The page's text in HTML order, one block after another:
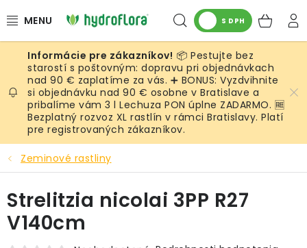
na
Hľadať
S DPH
RASTLINY
UMELÉ RASTLINY
KVETINÁČE
SUBSTRÁTY A PRÍSLUŠENSTVO
SERVIS INTERIÉROVEJ ZELENE
📦 Pestujte bez
starostí s poštovným: dopravu pri objednávkach
nad 90 € zaplatíme za vás. ➕ BONUS: Vyzdvihnite
si objednávku nad 90 € osobne v Bratislave a
pribalíme vám 3 l Lechuza PON úplne ZADARMO. 🆓
Bezplatný rozvoz XL rastlín v rámci Bratislavy. Platí
pre registrovaných zákazníkov.
Zeminové rastliny
Strelitzia nicolai 3PP R27
V140cm